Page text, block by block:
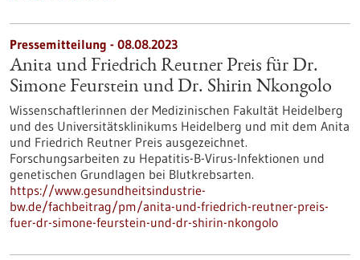
Pressemitteilung - 08.08.2023
Anita und Friedrich Reutner Preis für Dr.
Simone Feurstein und Dr. Shirin Nkongolo
Wissenschaftlerinnen der Medizinischen Fakultät Heidelberg
und des Universitätsklinikums Heidelberg und mit dem Anita
und Friedrich Reutner Preis ausgezeichnet.
Forschungsarbeiten zu Hepatitis-B-Virus-Infektionen und
genetischen Grundlagen bei Blutkrebsarten.
https://www.gesundheitsindustrie-
bw.de/fachbeitrag/pm/anita-und-friedrich-reutner-preis-
fuer-dr-simone-feurstein-und-dr-shirin-nkongolo